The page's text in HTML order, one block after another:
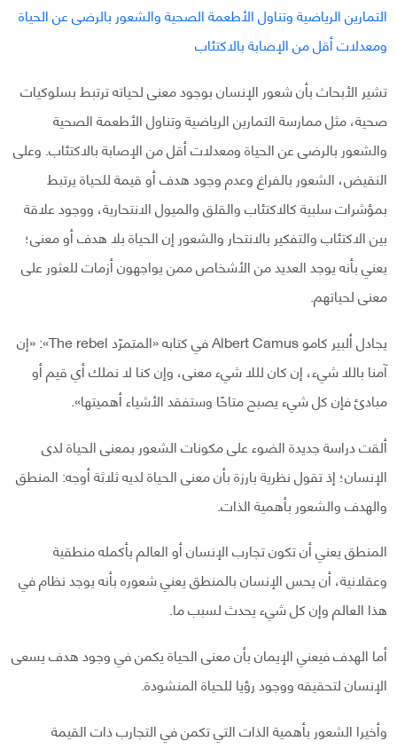
تشير الأبحاث بأن شعور الإنسان بوجود معنى لحياته ترتبط بسلوكيات
صحية، مثل ممارسة التمارين الرياضية وتناول الأطعمة الصحية
والشعور بالرضى عن الحياة ومعدلات أقل من الإصابة بالاكتئاب. وعلى
النقيض، الشعور بالفراغ وعدم وجود هدف أو قيمة للحياة يرتبط
بمؤشرات سلبية كالاكتئاب والقلق والميول الانتحارية، ووجود علاقة
بين الاكتئاب والتفكير بالانتحار والشعور إن الحياة بلا هدف أو معنى؛
يعني بأنه يوجد العديد من الأشخاص ممن يواجهون أزمات للعثور على
معنى لحياتهم.
يجادل ألبير كامو Albert Camus في كتابه «المتمرّد The rebel»: «إن
آمنا باللا شيء، إن كان لللا شيء معنى، وإن كنا لا نملك أي قيم أو
مبادئ فإن كل شيء يصبح متاحًا وستفقد الأشياء أهميتها».
ألقت دراسة جديدة الضوء على مكونات الشعور بمعنى الحياة لدى
الإنسان؛ إذ تقول نظرية بارزة بأن معنى الحياة لديه ثلاثة أوجه: المنطق
والهدف والشعور بأهمية الذات.
المنطق يعني أن تكون تجارب الإنسان أو العالم بأكمله منطقية
وعقلانية، أن يحس الإنسان بالمنطق يعني شعوره بأنه يوجد نظام في
هذا العالم وإن كل شيء يحدث لسبب ما.
أما الهدف فيعني الإيمان بأن معنى الحياة يكمن في وجود هدف يسعى
الإنسان لتحقيقه ووجود رؤيا للحياة المنشودة.
وأخيرا الشعور بأهمية الذات التي تكمن في التجارب ذات القيمة